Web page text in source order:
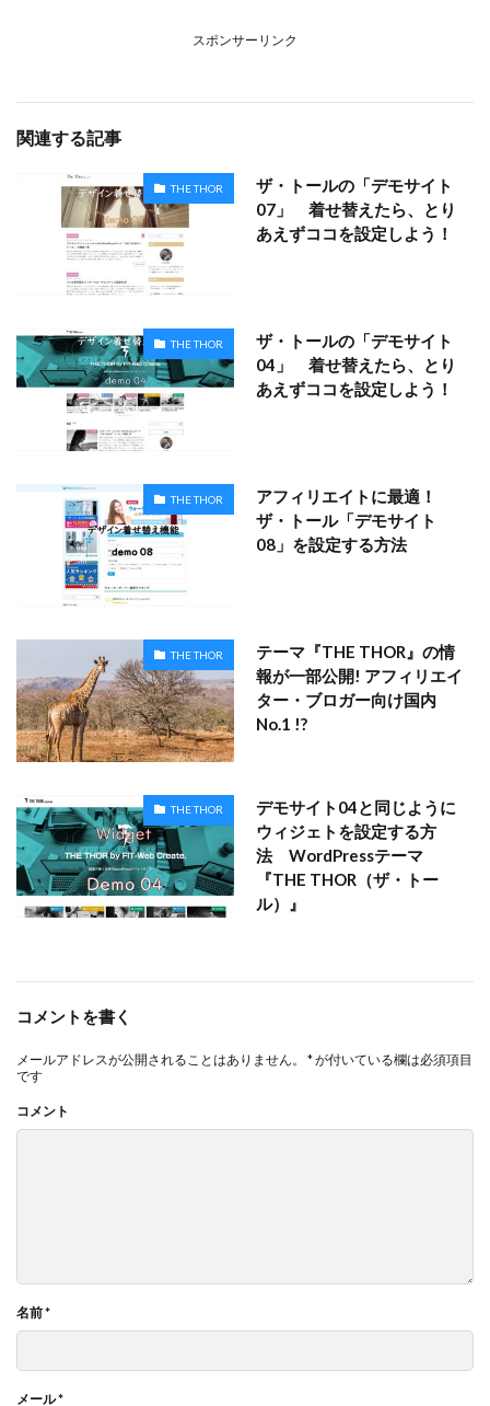
スポンサーリンク
関連する記事
THE THOR
ザ・トールの「デモサイト
07」 着せ替えたら、とり
あえずココを設定しよう！
THE THOR
ザ・トールの「デモサイト
04」 着せ替えたら、とり
あえずココを設定しよう！
THE THOR
アフィリエイトに最適！
ザ・トール「デモサイト
08」を設定する方法
THE THOR
テーマ『THE THOR』の情
報が一部公開! アフィリエイ
ター・ブロガー向け国内
No.1 !?
THE THOR
デモサイト04と同じように
ウィジェトを設定する方
法 WordPressテーマ
『THE THOR（ザ・トー
ル）』
コメントを書く
メールアドレスが公開されることはありません。 *が付いている欄は必須項目
です
コメント
名前*
メール*